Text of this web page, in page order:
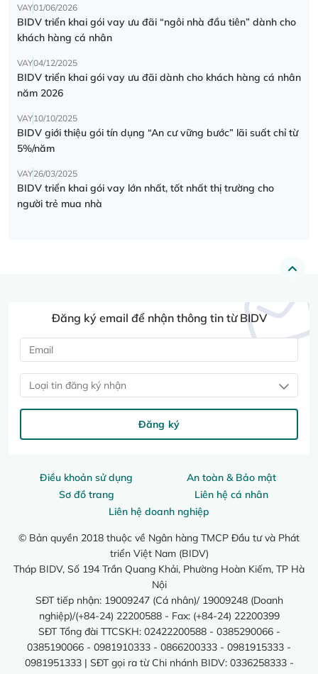
VAY01/06/2026
BIDV triển khai gói vay ưu đãi “ngôi nhà đầu tiên” dành cho
khách hàng cá nhân
VAY04/12/2025
BIDV triển khai gói vay ưu đãi dành cho khách hàng cá nhân
năm 2026
VAY10/10/2025
BIDV giới thiệu gói tín dụng “An cư vững bước” lãi suất chỉ từ
5%/năm
VAY26/03/2025
BIDV triển khai gói vay lớn nhất, tốt nhất thị trường cho
người trẻ mua nhà
Điều khoản sử dụng
An toàn & Bảo mật
Sơ đồ trang
Liên hệ cá nhân
Liên hệ doanh nghiệp
© Bản quyền 2018 thuộc về Ngân hàng TMCP Đầu tư và Phát
triển Việt Nam (BIDV)
Tháp BIDV, Số 194 Trần Quang Khải, Phường Hoàn Kiếm, TP Hà
Nội
SĐT tiếp nhận: 19009247 (Cá nhân)/ 19009248 (Doanh
nghiệp)/(+84-24) 22200588 - Fax: (+84-24) 22200399
SĐT Tổng đài TTCSKH: 02422200588 - 0385290066 -
0385190066 - 0981910333 - 0866200333 - 0981915333 -
0981951333 | SĐT gọi ra từ Chi nhánh BIDV: 0336258333 -
Đăng ký email để nhận thông tin từ BIDV
Loại tin đăng ký nhận
Đăng ký